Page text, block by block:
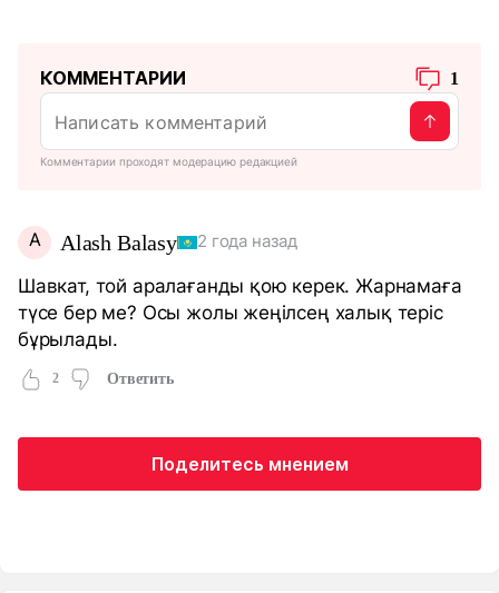
КОММЕНТАРИИ 1
Комментарии проходят модерацию редакцией
A Alash Balasy 2 года назад
Шавкат, той аралағанды қою керек. Жарнамаға
түсе бер ме? Осы жолы жеңілсең халық теріс
бұрылады.
2 Ответить
Поделитесь мнением